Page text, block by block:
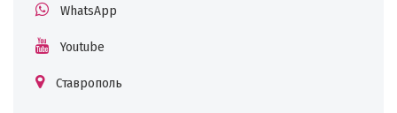
WhatsApp
Youtube
Ставрополь